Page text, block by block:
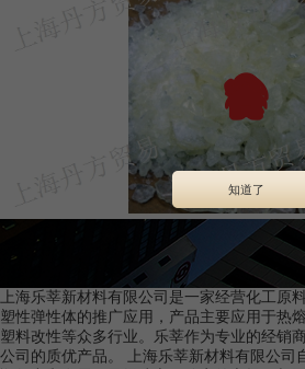
上海乐莘新材料有限公司是一家经营化工原
塑性弹性体的推广应用，产品主要应用于热
塑料改性等众多行业。乐莘作为专业的经销
公司的质优产品。 上海乐莘新材料有限公司
知道了